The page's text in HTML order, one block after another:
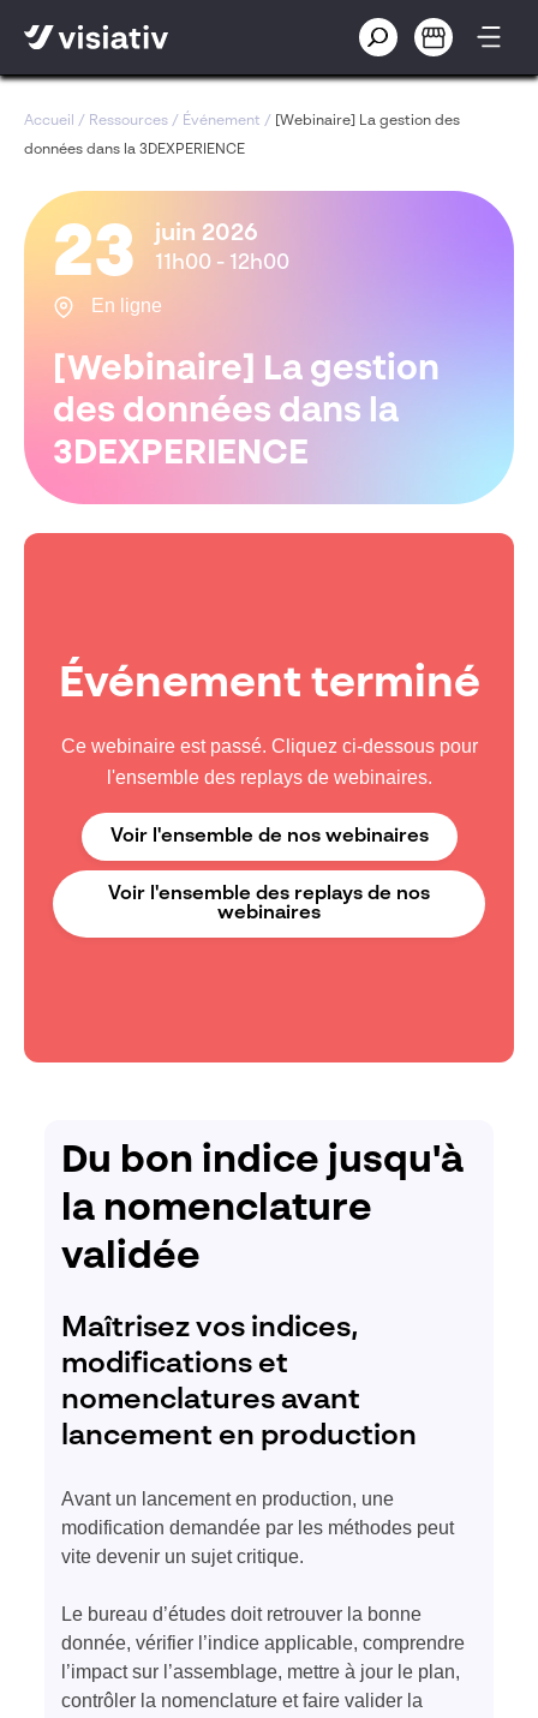
Accueil / Ressources / Événement /
[Webinaire] La gestion des
données dans la 3DEXPERIENCE
23 juin 2026
11h00 - 12h00
En ligne
[Webinaire] La gestion
des données dans la
3DEXPERIENCE
Événement terminé
Ce webinaire est passé. Cliquez ci-dessous pour
l'ensemble des replays de webinaires.
Voir l'ensemble de nos webinaires
Voir l'ensemble des replays de nos
webinaires
Du bon indice jusqu'à
la nomenclature
validée
Maîtrisez vos indices,
modifications et
nomenclatures avant
lancement en production
Avant un lancement en production, une
modification demandée par les méthodes peut
vite devenir un sujet critique.
Le bureau d’études doit retrouver la bonne
donnée, vérifier l’indice applicable, comprendre
l’impact sur l’assemblage, mettre à jour le plan,
contrôler la nomenclature et faire valider la